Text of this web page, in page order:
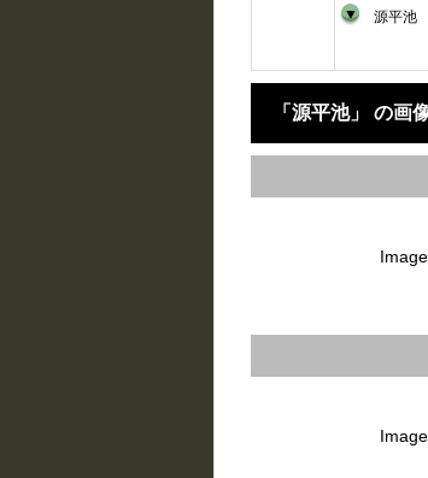
▼ 源平池
「源平池」 の画